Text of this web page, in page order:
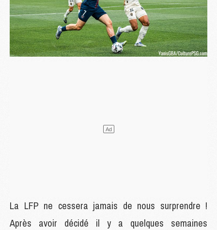
La LFP ne cessera jamais de nous surprendre !
Après avoir décidé il y a quelques semaines